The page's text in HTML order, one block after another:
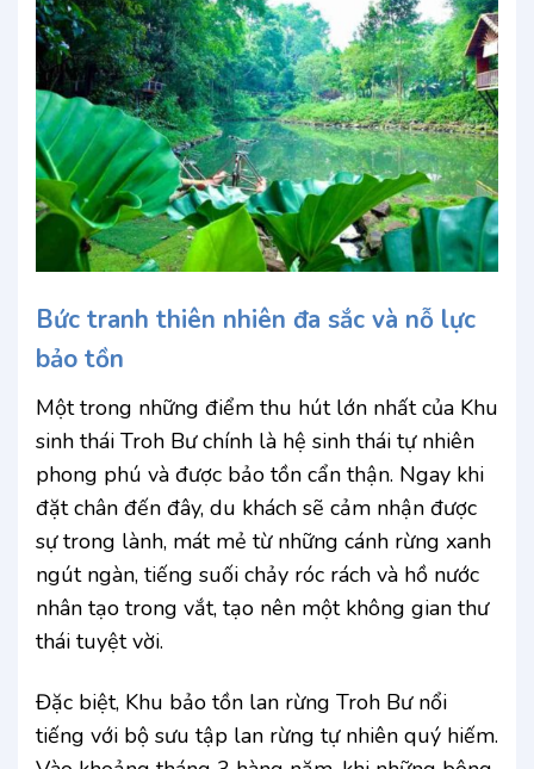
Bức tranh thiên nhiên đa sắc và nỗ lực
bảo tồn
Một trong những điểm thu hút lớn nhất của Khu
sinh thái Troh Bư chính là hệ sinh thái tự nhiên
phong phú và được bảo tồn cẩn thận. Ngay khi
đặt chân đến đây, du khách sẽ cảm nhận được
sự trong lành, mát mẻ từ những cánh rừng xanh
ngút ngàn, tiếng suối chảy róc rách và hồ nước
nhân tạo trong vắt, tạo nên một không gian thư
thái tuyệt vời.
Đặc biệt, Khu bảo tồn lan rừng Troh Bư nổi
tiếng với bộ sưu tập lan rừng tự nhiên quý hiếm.